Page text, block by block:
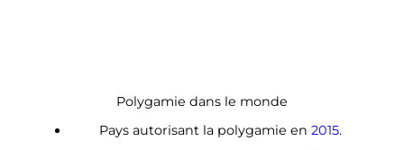
Polygamie dans le monde
Pays autorisant la polygamie en 2015.